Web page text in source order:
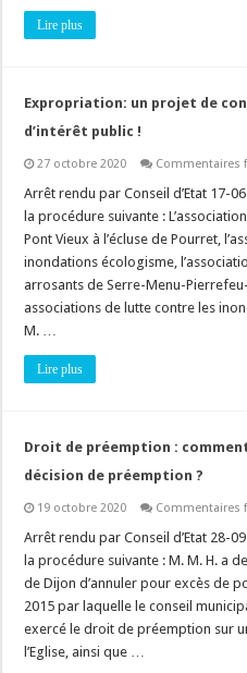
Lire plus
Expropriation: un projet de
d’intérêt public !
27 octobre 2020 Commentaires
Arrêt rendu par Conseil d’Etat 17-
la procédure suivante :
Pont Vieux à l’écluse de Pourret,
inondations écologisme,
arrosants de Serre-Menu-
associations de lutte contre les
M. …
Lire plus
Droit de préemption :
décision de préemption ?
19 octobre 2020 Commentaires
Arrêt rendu par Conseil d’Etat 28-
la procédure suivante : M. M. H. a
de Dijon d’annuler pour excès de
2015 par laquelle le conseil
exercé le droit de préemption sur
l’Eglise, ainsi que …